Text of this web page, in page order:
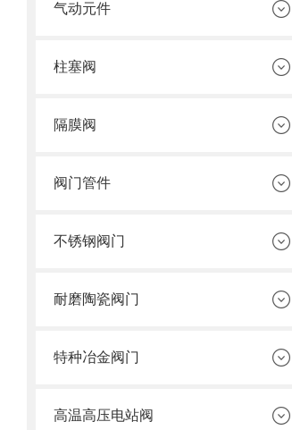
气动元件
柱塞阀
隔膜阀
阀门管件
不锈钢阀门
耐磨陶瓷阀门
特种冶金阀门
高温高压电站阀